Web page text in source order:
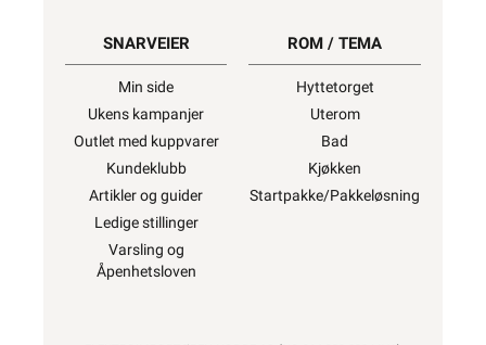
SNARVEIER
Min side
Ukens kampanjer
Outlet med kuppvarer
Kundeklubb
Artikler og guider
Ledige stillinger
Varsling og
Åpenhetsloven
ROM / TEMA
Hyttetorget
Uterom
Bad
Kjøkken
Startpakke/Pakkeløsning